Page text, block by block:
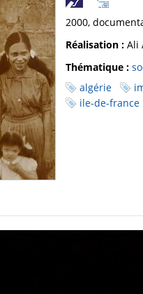
2000,
Réalisation : Ali
Thématique :
algérie
ile-de-france